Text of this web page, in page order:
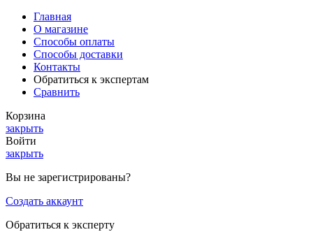
Главная
О магазине
Способы оплаты
Способы доставки
Контакты
Обратиться к экспертам
Сравнить
Корзина
закрыть
Войти
закрыть
Вы не зарегистрированы?
Создать аккаунт
Обратиться к эксперту